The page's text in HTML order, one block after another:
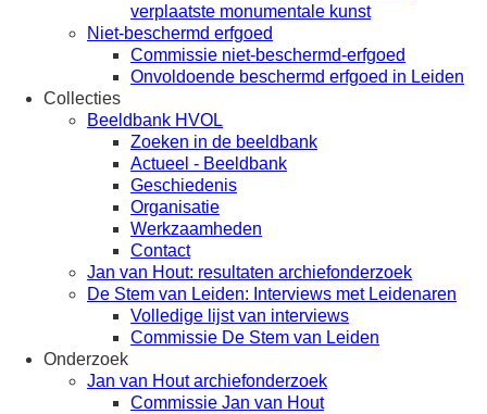
verplaatste monumentale kunst
Niet-beschermd erfgoed
Commissie niet-beschermd-erfgoed
Onvoldoende beschermd erfgoed in Leiden
Collecties
Beeldbank HVOL
Zoeken in de beeldbank
Actueel - Beeldbank
Geschiedenis
Organisatie
Werkzaamheden
Contact
Jan van Hout: resultaten archiefonderzoek
De Stem van Leiden: Interviews met Leidenaren
Volledige lijst van interviews
Commissie De Stem van Leiden
Onderzoek
Jan van Hout archiefonderzoek
Commissie Jan van Hout